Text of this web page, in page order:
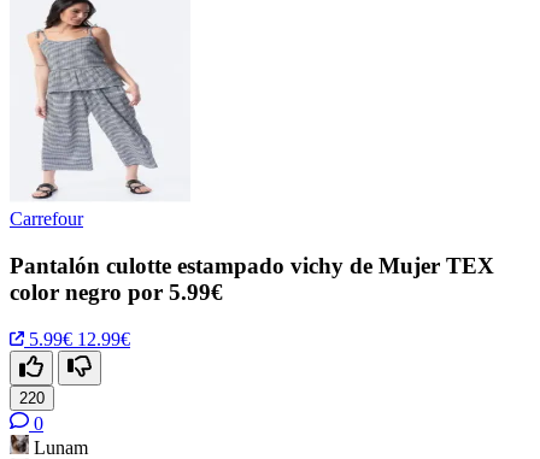
Carrefour
Pantalón culotte estampado vichy de Mujer TEX
color negro por 5.99€
5.99€ 12.99€
220
0
Lunam